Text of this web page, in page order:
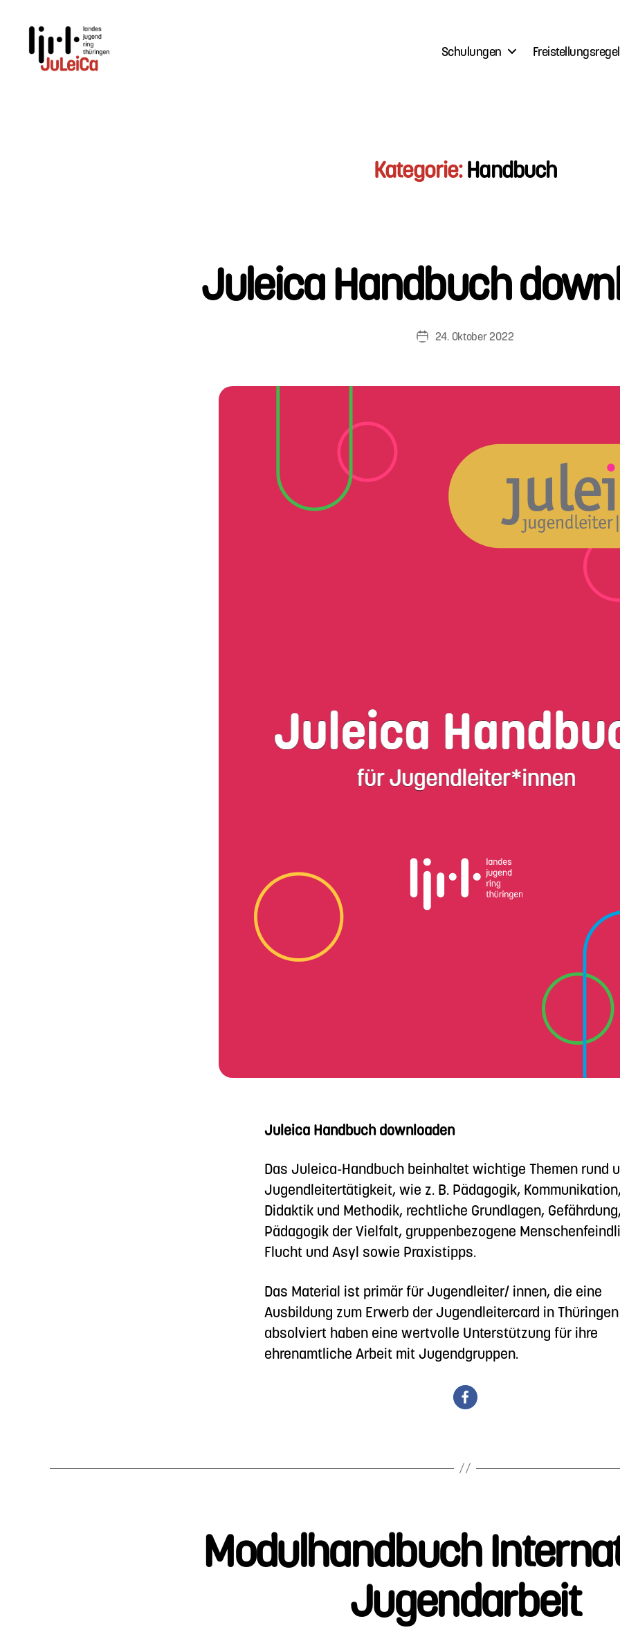
Schulungen
Kategorie: Handbuch
Juleica Handbuch
Veröffentlichungsdatum
24. Oktober 2022
Juleica Handbuch downloaden
Das Juleica-Handbuch beinhaltet wichtige Themen rund
Jugendleitertätigkeit, wie z. B. Pädagogik, Kommunikation,
Didaktik und Methodik, rechtliche Grundlagen, Gefährdung,
Pädagogik der Vielfalt, gruppenbezogene
Flucht und Asyl sowie Praxistipps.
Das Material ist primär für Jugendleiter/ innen, die eine
Ausbildung zum Erwerb der Jugendleitercard in Thüringen
absolviert haben eine wertvolle Unterstützung für ihre
ehrenamtliche Arbeit mit Jugendgruppen.
Modulhandbuch
Jugendarbeit